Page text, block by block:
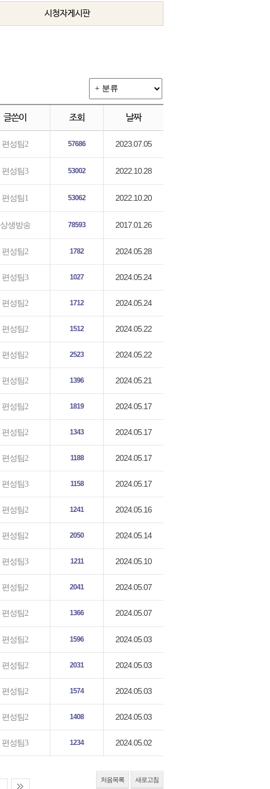
시청자게시판
글쓴이 조회 날짜
편성팀2 57686 2023.07.05
편성팀3 53002 2022.10.28
편성팀1 53062 2022.10.20
상생방송 78593 2017.01.26
편성팀2 1782 2024.05.28
편성팀3 1027 2024.05.24
편성팀2 1712 2024.05.24
편성팀2 1512 2024.05.22
편성팀2 2523 2024.05.22
편성팀2 1396 2024.05.21
편성팀2 1819 2024.05.17
편성팀2 1343 2024.05.17
편성팀2 1188 2024.05.17
편성팀3 1158 2024.05.17
편성팀2 1241 2024.05.16
편성팀2 2050 2024.05.14
편성팀3 1211 2024.05.10
편성팀2 2041 2024.05.07
편성팀2 1366 2024.05.07
편성팀2 1596 2024.05.03
편성팀2 2031 2024.05.03
편성팀2 1574 2024.05.03
편성팀2 1408 2024.05.03
편성팀3 1234 2024.05.02
처음목록 새로고침